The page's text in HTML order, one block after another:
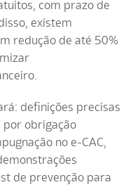
com prazo de
existem
redução de até 50%
definições precisas
por obrigação
no e-CAC,
de prevenção para